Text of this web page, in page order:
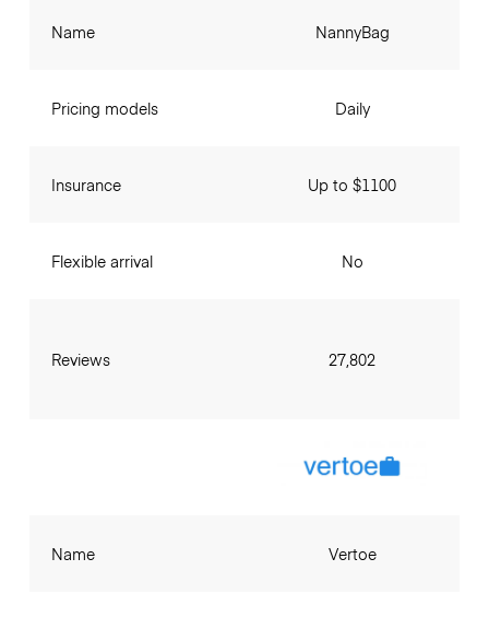
Name
Pricing models
Insurance
Flexible arrival
Reviews
NannyBag
Daily
Up to $1100
No
27,802
Name Vertoe